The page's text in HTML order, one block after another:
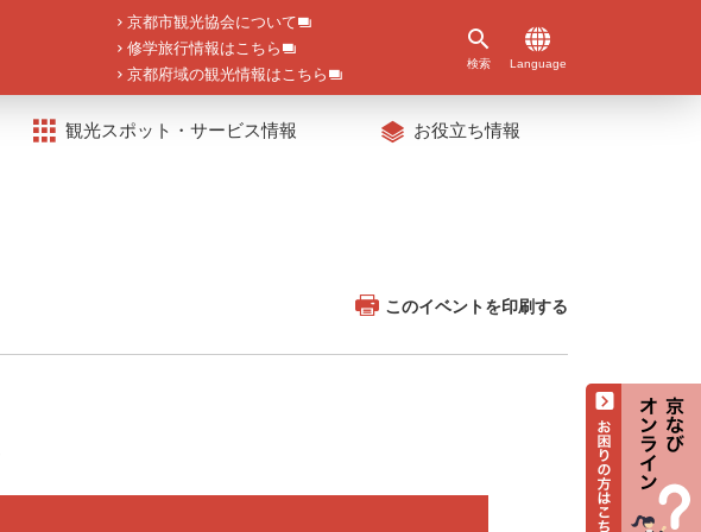
京都市観光協会について
修学旅行情報はこちら
京都府域の観光情報はこちら
検索 Language
観光スポット・サービス情報 お役立ち情報
このイベントを印刷する